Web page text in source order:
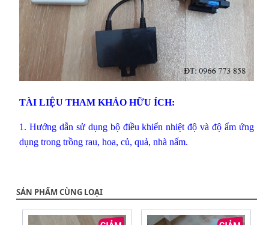
TÀI LIỆU THAM KHẢO HỮU ÍCH:
1. Hướng dẫn sử dụng bộ điều khiển nhiệt độ và độ ẩm ứng
dụng trong trồng rau, hoa, củ, quả, nhà nấm.
SẢN PHẨM CÙNG LOẠI